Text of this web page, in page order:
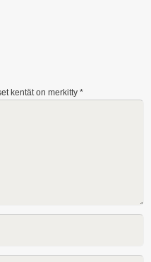
kentät on merkitty *